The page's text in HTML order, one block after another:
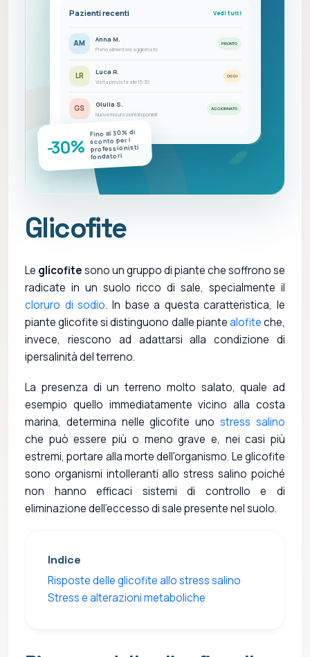
Pazienti recenti Vedi tutti
AM Anna M.
Piano alimentare aggiornato
PRONTO
LR Luca R.
Visita prevista alle 15:30
OGGI
GS Giulia S.
Nuove misurazioni disponibili
AGGIORNATO
-30%
Fino al 30% di
sconto per i
professionisti
fondatori
Glicofite
Le glicofitesono un gruppo di piante che soffrono se
radicate in un suolo ricco di sale, specialmente il
cloruro di sodio. In base a questa caratteristica, le
piante glicofite si distinguono dalle piantealofiteche,
invece, riescono ad adattarsi alla condizione di
ipersalinità del terreno.
La presenza di un terreno molto salato, quale ad
esempio quello immediatamente vicino alla costa
marina, determina nelle glicofite unostress salino
che può essere più o meno grave e, nei casi più
estremi, portare alla morte dell'organismo. Le glicofite
sono organismi intolleranti allo stress salino poiché
non hanno efficaci sistemi di controllo e di
eliminazione dell'eccesso di sale presente nel suolo.
Indice
Risposte delle glicofite allo stress salino
Stress e alterazioni metaboliche